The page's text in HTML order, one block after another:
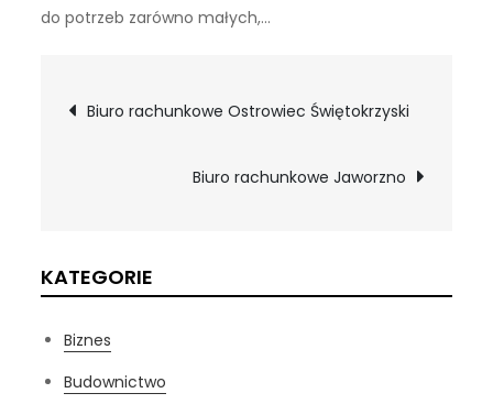
do potrzeb zarówno małych,…
Nawigacja
wpisu
Biuro rachunkowe Ostrowiec Świętokrzyski
Biuro rachunkowe Jaworzno
KATEGORIE
Biznes
Budownictwo